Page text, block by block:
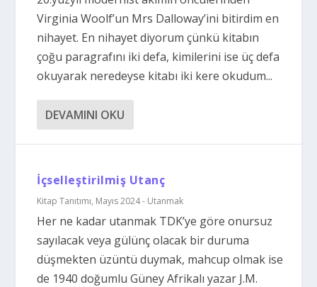
Virginia Woolf’un Mrs Dalloway’ini bitirdim en
nihayet. En nihayet diyorum çünkü kitabın
çoğu paragrafını iki defa, kimilerini ise üç defa
okuyarak neredeyse kitabı iki kere okudum...
DEVAMINI OKU
İçselleştirilmiş Utanç
Kitap Tanıtımı, Mayıs 2024 - Utanmak
Her ne kadar utanmak TDK’ye göre onursuz
sayılacak veya gülünç olacak bir duruma
düşmekten üzüntü duymak, mahcup olmak ise
de 1940 doğumlu Güney Afrikalı yazar J.M.